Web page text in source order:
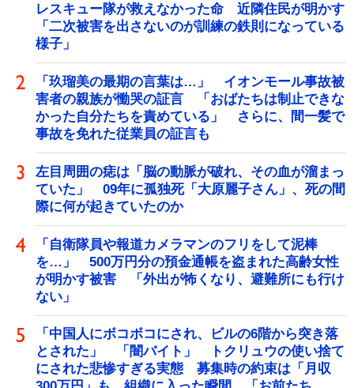
レスキュー隊が救えなかった命 近隣住民が明かす
「二次被害を出さないのが訓練の鉄則になっている
様子」
「玖瑠美の最期の言葉は…」 イオンモール事故被
害者の親族が慟哭の証言 「おばたちは制止できな
かった自分たちを責めている」 さらに、間一髪で
事故を免れた従業員の証言も
左目周囲の痣は「脳の動脈が破れ、その血が溜まっ
ていた」 09年に孤独死「大原麗子さん」、死の間
際に何が起きていたのか
「自衛隊員や報道カメラマンのフリをして泥棒
を…」 500万円分の預金通帳を盗まれた高齢女性
が明かす被害 「外出が怖くなり、避難所にも行け
ない」
「中国人にボコボコにされ、ビルの6階から突き落
とされた」 「闇バイト」 トクリュウの使い捨て
にされた悲惨すぎる実態 募集時の約束は「月収